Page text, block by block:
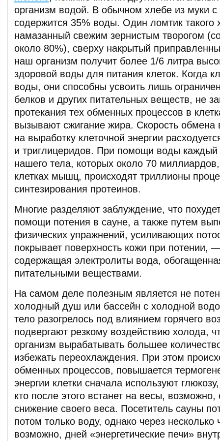
организм водой. В обычном хлебе из муки
содержится 35% воды. Один ломтик такого
намазанный свежим зернистым творогом
около 80%), сверху накрытый
наш организм получит более 1/6 литра
здоровой воды для питания клеток. Когда
воды, они способны усвоить лишь
белков и других питательных веществ, не
протекания тех обменных процессов в
вызывают сжигание жира. Скорость обмена
на выработку клеточной энергии
и триглицеридов. При помощи воды каждый
нашего тела, которых около 70
клетках мышц, происходят триллионы
синтезирования протеинов.
Многие разделяют заблуждение, что
помощи потения в сауне, а также путем
физических упражнений, усиливающих
покрывает поверхность кожи при потении,
содержащая электролиты вода,
питательными веществами.
На самом деле полезным является не
холодный душ или бассейн с холодной
тело разогрелось под влиянием горячего
подвергают резкому воздействию холода,
организм вырабатывать большее
избежать переохлаждения. При этом
обменных процессов, повышается
энергии клетки сначала используют
кто после этого встанет на весы, возможно,
снижение своего веса. Посетитель сауны
потом только воду, однако через несколько
возможно, дней «энергетические печи»